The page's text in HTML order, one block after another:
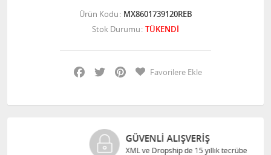
Ürün Kodu MX8601739120REB
Stok Durumu TÜKENDİ
Facebook
Twitter PinterestFavorilere Ekle
GÜVENLI ALIŞVERIŞ
XML ve Dropship de 15 yıllık tecrübe